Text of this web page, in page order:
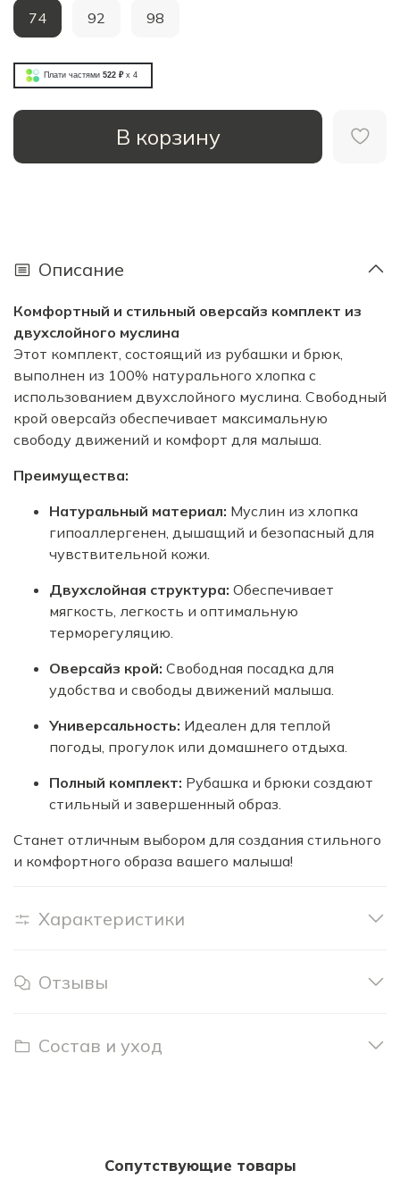
Плати частями 522 ₽ x 4
В корзину
74 92 98
Описание
Комфортный и стильный оверсайз комплект из
двухслойного муслина
Этот комплект, состоящий из рубашки и брюк,
выполнен из 100% натурального хлопка с
использованием двухслойного муслина. Свободный
крой оверсайз обеспечивает максимальную
свободу движений и комфорт для малыша.
Преимущества:
Натуральный материал: Муслин из хлопка
гипоаллергенен, дышащий и безопасный для
чувствительной кожи.
Двухслойная структура: Обеспечивает
мягкость, легкость и оптимальную
терморегуляцию.
Оверсайз крой: Свободная посадка для
удобства и свободы движений малыша.
Универсальность: Идеален для теплой
погоды, прогулок или домашнего отдыха.
Полный комплект: Рубашка и брюки создают
стильный и завершенный образ.
Станет отличным выбором для создания стильного
и комфортного образа вашего малыша!
Характеристики
Отзывы
Состав и уход
Сопутствующие товары